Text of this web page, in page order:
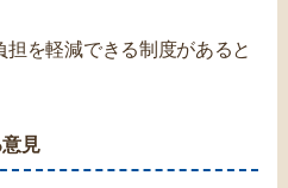
担を軽減できる制度があると
見